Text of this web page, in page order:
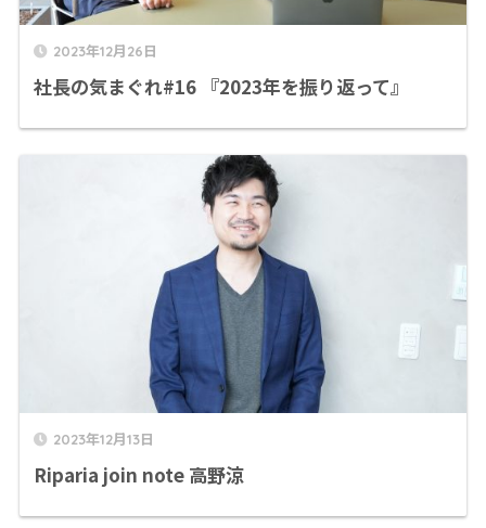
2023年12月26日
社長の気まぐれ#16 『2023年を振り返って』
2023年12月13日
Riparia join note 高野涼